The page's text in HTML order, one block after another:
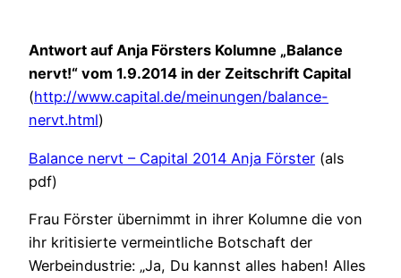
Antwort auf Anja Försters Kolumne „Balance
nervt!“ vom 1.9.2014 in der Zeitschrift Capital
(http://www.capital.de/meinungen/balance-
nervt.html)
Balance nervt – Capital 2014 Anja Förster (als
pdf)
Frau Förster übernimmt in ihrer Kolumne die von
ihr kritisierte vermeintliche Botschaft der
Werbeindustrie: „Ja, Du kannst alles haben! Alles